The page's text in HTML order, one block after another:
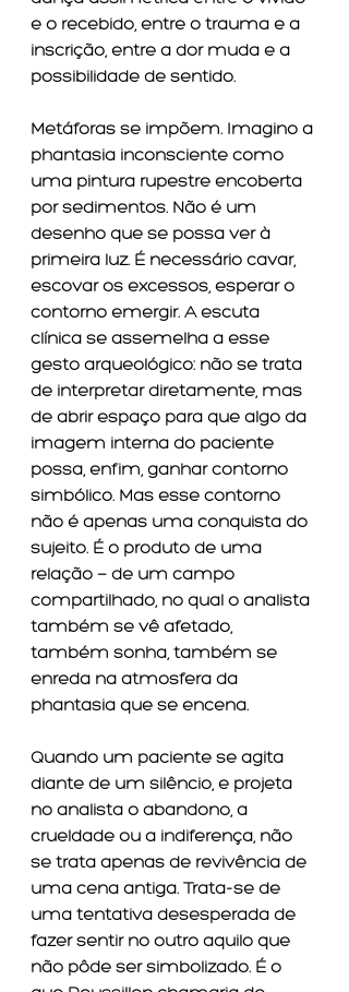
e o recebido, entre o trauma e a
inscrição, entre a dor muda e a
possibilidade de sentido.
Metáforas se impõem. Imagino a
phantasia inconsciente como
uma pintura rupestre encoberta
por sedimentos. Não é um
desenho que se possa ver à
primeira luz. É necessário cavar,
escovar os excessos, esperar o
contorno emergir. A escuta
clínica se assemelha a esse
gesto arqueológico: não se trata
de interpretar diretamente, mas
de abrir espaço para que algo da
imagem interna do paciente
possa, enfim, ganhar contorno
simbólico. Mas esse contorno
não é apenas uma conquista do
sujeito. É o produto de uma
relação — de um campo
compartilhado, no qual o analista
também se vê afetado,
também sonha, também se
enreda na atmosfera da
phantasia que se encena.
Quando um paciente se agita
diante de um silêncio, e projeta
no analista o abandono, a
crueldade ou a indiferença, não
se trata apenas de revivência de
uma cena antiga. Trata-se de
uma tentativa desesperada de
fazer sentir no outro aquilo que
não pôde ser simbolizado. É o